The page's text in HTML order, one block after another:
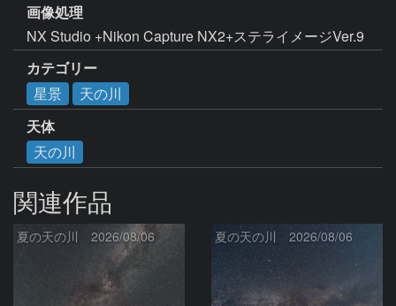
画像処理
NX Studio +Nikon Capture NX2+ステライメージVer.9
カテゴリー
星景
天の川
天体
天の川
関連作品
夏の天の川 2026/08/06 夏の天の川 2026/08/06